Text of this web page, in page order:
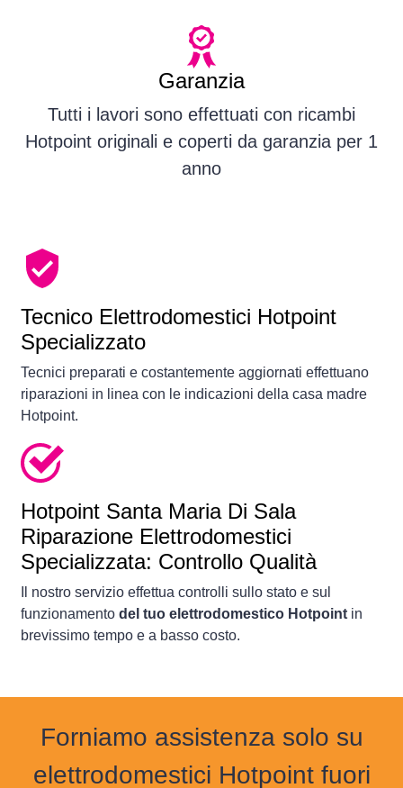
Garanzia
Tutti i lavori sono effettuati con ricambi
Hotpoint originali e coperti da garanzia per 1
anno
Tecnico Elettrodomestici Hotpoint
Specializzato
Tecnici preparati e costantemente aggiornati effettuano
riparazioni in linea con le indicazioni della casa madre
Hotpoint.
Hotpoint Santa Maria Di Sala
Riparazione Elettrodomestici
Specializzata: Controllo Qualità
Il nostro servizio effettua controlli sullo stato e sul
funzionamento del tuo elettrodomestico Hotpoint in
brevissimo tempo e a basso costo.
Forniamo assistenza solo su
elettrodomestici Hotpoint fuori